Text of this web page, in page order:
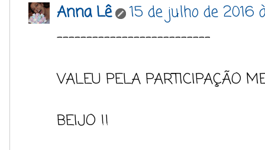
Anna Lê
15 de julho de 2016
--------------------------
VALEU PELA PARTICIPAÇÃO
BEIJO !!